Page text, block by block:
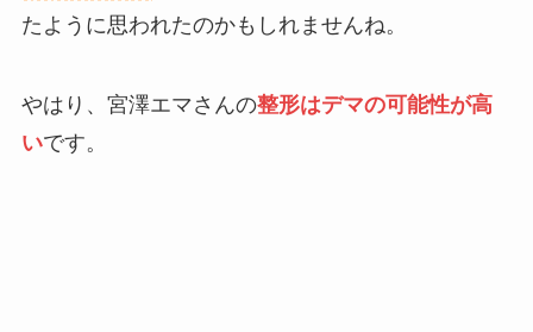
たように思われたのかもしれませんね。
やはり、宮澤エマさんの整形はデマの可能性が高
いです。